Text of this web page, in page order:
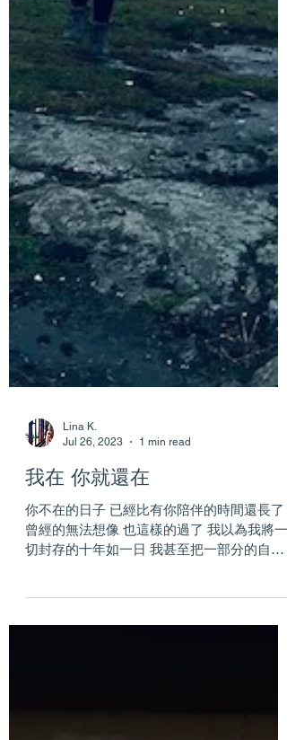
Jul 26, 2023
1 min read
我在 你就還在
你不在的日子 已經比有你陪伴的時間還長了
曾經的無法想像 也這樣的過了 我以為我將一
也一起封存進去 才發現 時間是洪流 我就算站